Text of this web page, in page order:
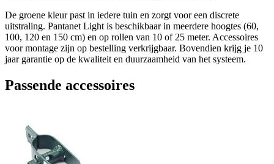
De groene kleur past in iedere tuin en zorgt voor een discrete
uitstraling. Pantanet Light is beschikbaar in meerdere hoogtes (60,
100, 120 en 150 cm) en op rollen van 10 of 25 meter. Accessoires
voor montage zijn op bestelling verkrijgbaar. Bovendien krijg je 10
jaar garantie op de kwaliteit en duurzaamheid van het systeem.
Passende accessoires